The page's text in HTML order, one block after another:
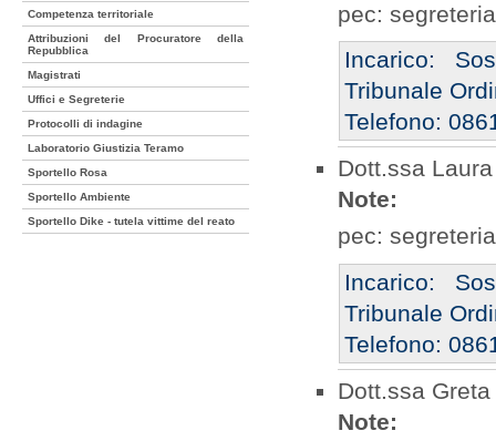
pec:
Incarico:
Tribunale
Telefono:
Dott.ssa
Note:
pec:
Incarico:
Tribunale
Telefono:
Dott.ssa
Note:
Competenza territoriale
Attribuzioni del Procuratore della
Repubblica
Magistrati
Uffici e Segreterie
Protocolli di indagine
Laboratorio Giustizia Teramo
Sportello Rosa
Sportello Ambiente
Sportello Dike - tutela vittime del reato